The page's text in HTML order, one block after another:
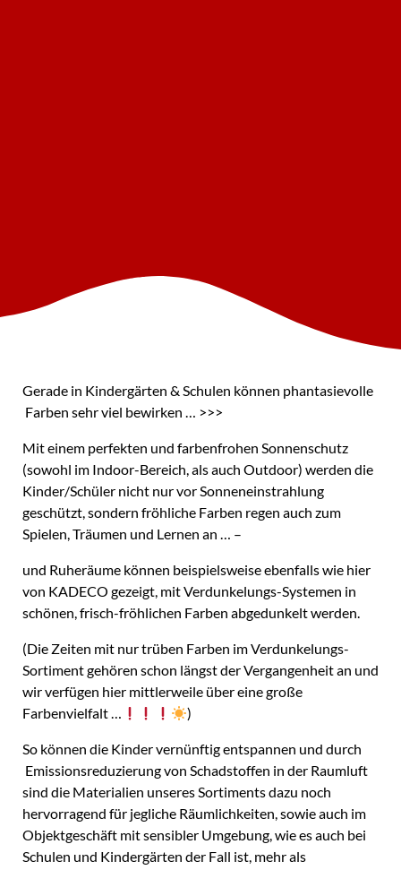
Gerade in Kindergärten & Schulen können phantasievolle
Farben sehr viel bewirken … >>>
Mit einem perfekten und farbenfrohen Sonnenschutz
(sowohl im Indoor-Bereich, als auch Outdoor) werden die
Kinder/Schüler nicht nur vor Sonneneinstrahlung
geschützt, sondern fröhliche Farben regen auch zum
Spielen, Träumen und Lernen an … –
und Ruheräume können beispielsweise ebenfalls wie hier
von KADECO gezeigt, mit Verdunkelungs-Systemen in
schönen, frisch-fröhlichen Farben abgedunkelt werden.
(Die Zeiten mit nur trüben Farben im Verdunkelungs-
Sortiment gehören schon längst der Vergangenheit an und
wir verfügen hier mittlerweile über eine große
Farbenvielfalt …
)
So können die Kinder vernünftig entspannen und durch
Emissionsreduzierung von Schadstoffen in der Raumluft
sind die Materialien unseres Sortiments dazu noch
hervorragend für jegliche Räumlichkeiten, sowie auch im
Objektgeschäft mit sensibler Umgebung, wie es auch bei
Schulen und Kindergärten der Fall ist, mehr als